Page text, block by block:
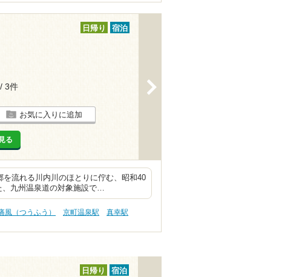
日帰り 宿泊
/ 3件
お気に入りに追加
る
流れる川内川のほとりに佇む、昭和40
、九州温泉道の対象施設で…
風（つうふう） 京町温泉駅
真幸駅
日帰り 宿泊